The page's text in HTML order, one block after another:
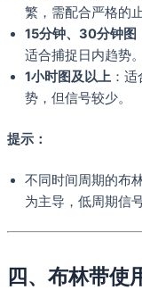
繁，需配合严格的
15分钟、30分钟图
适合捕捉日内趋势。
1小时图及以上 ：
势，但信号较少。
提示：
不同时间周期的布
为主导，低周期信
四、布林带使